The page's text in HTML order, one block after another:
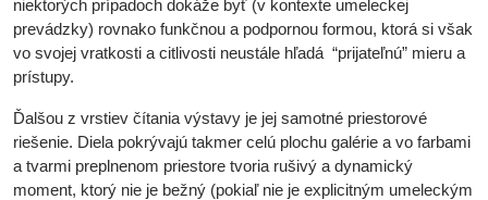
niektorých prípadoch dokáže byť (v kontexte umeleckej
prevádzky) rovnako funkčnou a podpornou formou, ktorá si však
vo svojej vratkosti a citlivosti neustále hľadá “prijateľnú” mieru a
prístupy.
Ďalšou z vrstiev čítania výstavy je jej samotné priestorové
riešenie. Diela pokrývajú takmer celú plochu galérie a vo farbami
a tvarmi preplnenom priestore tvoria rušivý a dynamický
moment, ktorý nie je bežný (pokiaľ nie je explicitným umeleckým